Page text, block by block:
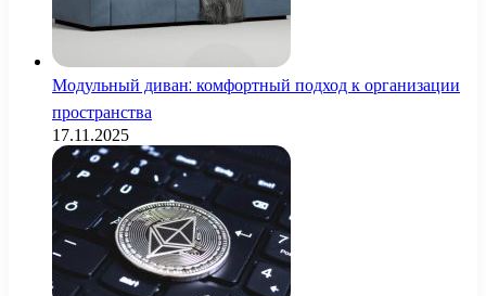
Модульный диван: комфортный подход к организации
пространства
17.11.2025